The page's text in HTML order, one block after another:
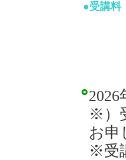
●受講料
(マン
※受
(マン
(マン
※）
お申
※受